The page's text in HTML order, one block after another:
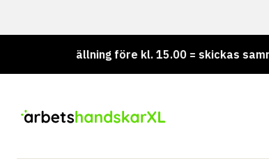
Beställning före kl. 15.00 = skickas samma dag